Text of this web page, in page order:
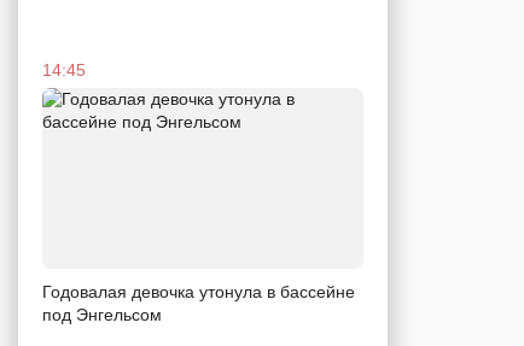
14:45
Годовалая девочка утонула в бассейне
под Энгельсом